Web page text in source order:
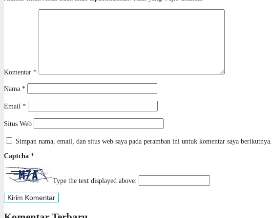
Komentar *
Nama *
Email *
Situs Web
Simpan nama, email, dan situs web saya pada peramban ini untuk komentar saya berikutnya.
Captcha *
Type the text displayed above: